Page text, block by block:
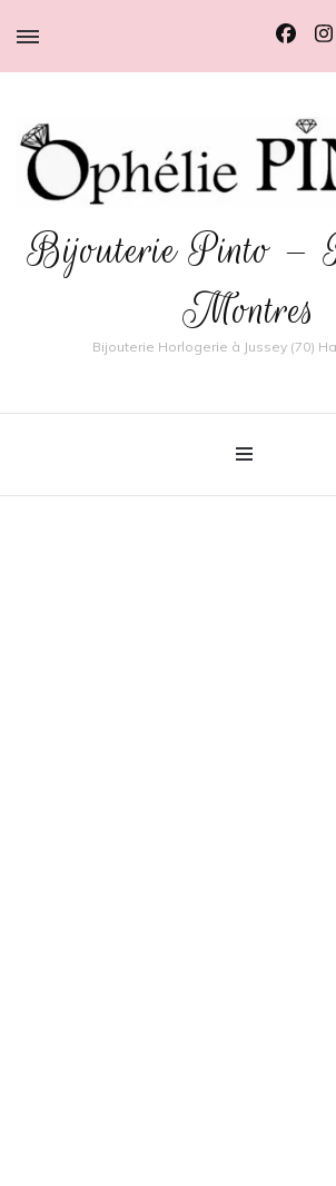
Bijouterie Pinto –
Montres
Bijouterie Horlogerie à Jussey (70)